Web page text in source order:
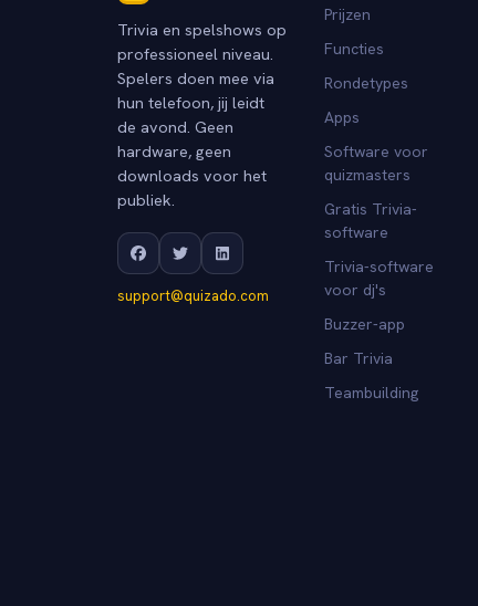
Trivia en spelshows op
professioneel niveau.
Spelers doen mee via
hun telefoon, jij leidt
de avond. Geen
hardware, geen
downloads voor het
publiek.
support@quizado.com
Prijzen
Functies
Rondetypes
Apps
Software voor
quizmasters
Gratis Trivia-
software
Trivia-software
voor dj's
Buzzer-app
Bar Trivia
Teambuilding